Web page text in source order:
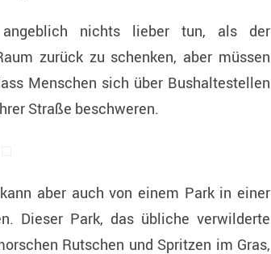
nichts lieber tun, als der
zurück zu schenken, aber müssen
Menschen sich über Bushaltestellen
Straße beschweren.
aber auch von einem Park in einer
Dieser Park, das übliche verwilderte
Rutschen und Spritzen im Gras,